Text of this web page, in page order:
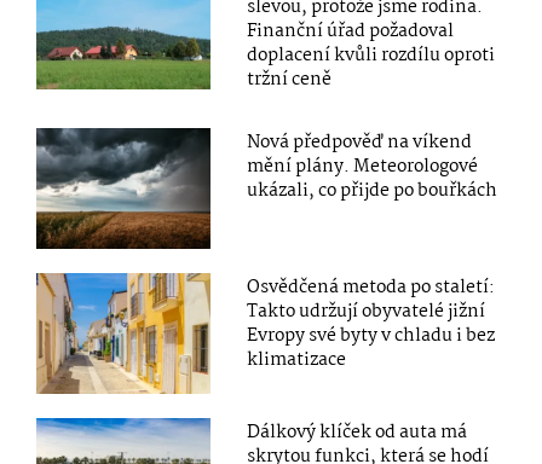
slevou, protože jsme rodina.
Finanční úřad požadoval
doplacení kvůli rozdílu oproti
tržní ceně
Nová předpověď na víkend
mění plány. Meteorologové
ukázali, co přijde po bouřkách
Osvědčená metoda po staletí:
Takto udržují obyvatelé jižní
Evropy své byty v chladu i bez
klimatizace
Dálkový klíček od auta má
skrytou funkci, která se hodí